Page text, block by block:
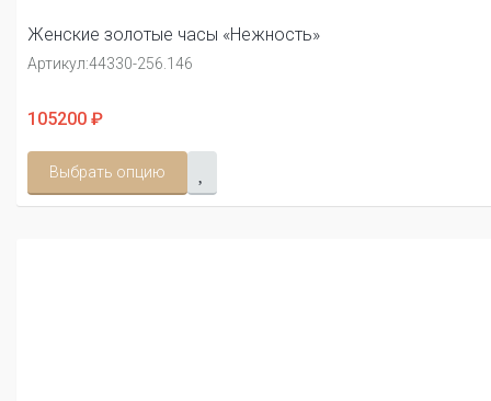
Женские золотые часы «Нежность»
Артикул:44330-256.146
105200 ₽
Выбрать опцию